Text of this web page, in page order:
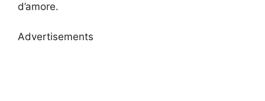
d’amore.
Advertisements